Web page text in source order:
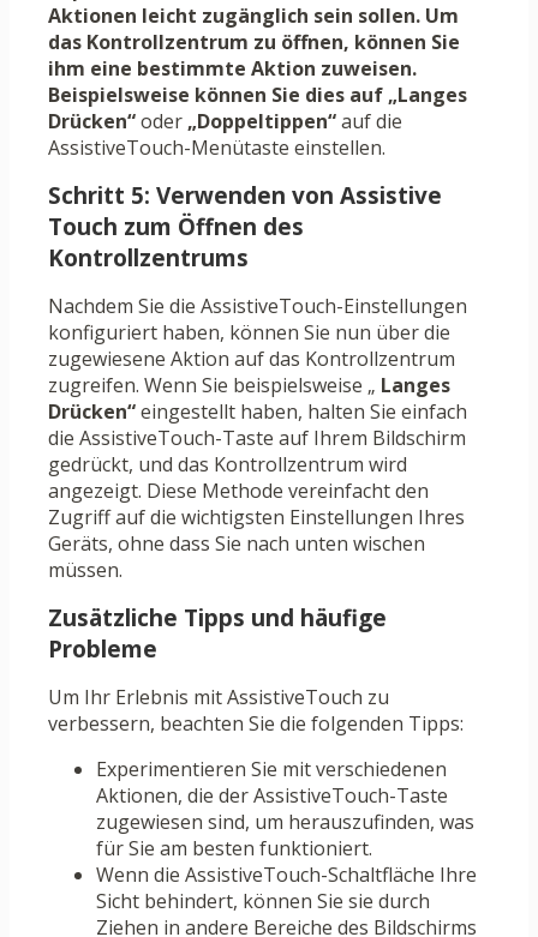
Aktionen leicht zugänglich sein sollen. Um
das Kontrollzentrum zu öffnen, können Sie
ihm eine bestimmte Aktion zuweisen.
Beispielsweise können Sie dies auf „Langes
Drücken“oder „Doppeltippen“auf die
AssistiveTouch-Menütaste einstellen.
Schritt 5: Verwenden von Assistive
Touch zum Öffnen des
Kontrollzentrums
Nachdem Sie die AssistiveTouch-Einstellungen
konfiguriert haben, können Sie nun über die
zugewiesene Aktion auf das Kontrollzentrum
zugreifen. Wenn Sie beispielsweise „ Langes
Drücken“eingestellt haben, halten Sie einfach
die AssistiveTouch-Taste auf Ihrem Bildschirm
gedrückt, und das Kontrollzentrum wird
angezeigt. Diese Methode vereinfacht den
Zugriff auf die wichtigsten Einstellungen Ihres
Geräts, ohne dass Sie nach unten wischen
müssen.
Zusätzliche Tipps und häufige
Probleme
Um Ihr Erlebnis mit AssistiveTouch zu
verbessern, beachten Sie die folgenden Tipps:
Experimentieren Sie mit verschiedenen
Aktionen, die der AssistiveTouch-Taste
zugewiesen sind, um herauszufinden, was
für Sie am besten funktioniert.
Wenn die AssistiveTouch-Schaltfläche Ihre
Sicht behindert, können Sie sie durch
Ziehen in andere Bereiche des Bildschirms